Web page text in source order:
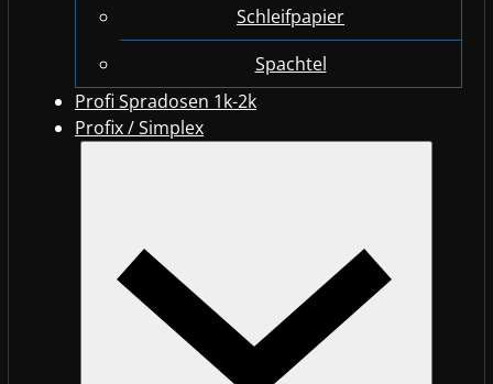
Schleifpapier
Spachtel
Profi Spradosen 1k-2k
Profix / Simplex